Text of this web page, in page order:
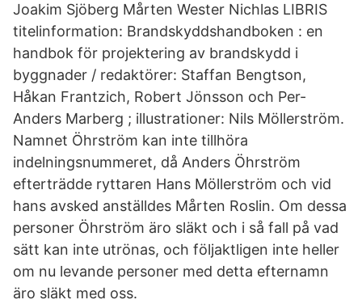
Joakim Sjöberg Mårten Wester Nichlas LIBRIS
titelinformation: Brandskyddshandboken : en
handbok för projektering av brandskydd i
byggnader / redaktörer: Staffan Bengtson,
Håkan Frantzich, Robert Jönsson och Per-
Anders Marberg ; illustrationer: Nils Möllerström.
Namnet Öhrström kan inte tillhöra
indelningsnummeret, då Anders Öhrström
efterträdde ryttaren Hans Möllerström och vid
hans avsked anställdes Mårten Roslin. Om dessa
personer Öhrström äro släkt och i så fall på vad
sätt kan inte utrönas, och följaktligen inte heller
om nu levande personer med detta efternamn
äro släkt med oss.